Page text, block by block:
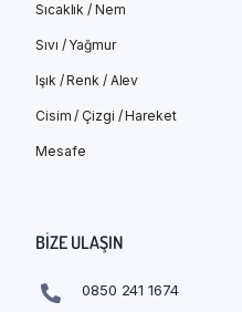
Sıcaklık / Nem
Sıvı / Yağmur
Işık / Renk / Alev
Cisim / Çizgi / Hareket
Mesafe
BIZE ULAŞIN
0850 241 1674